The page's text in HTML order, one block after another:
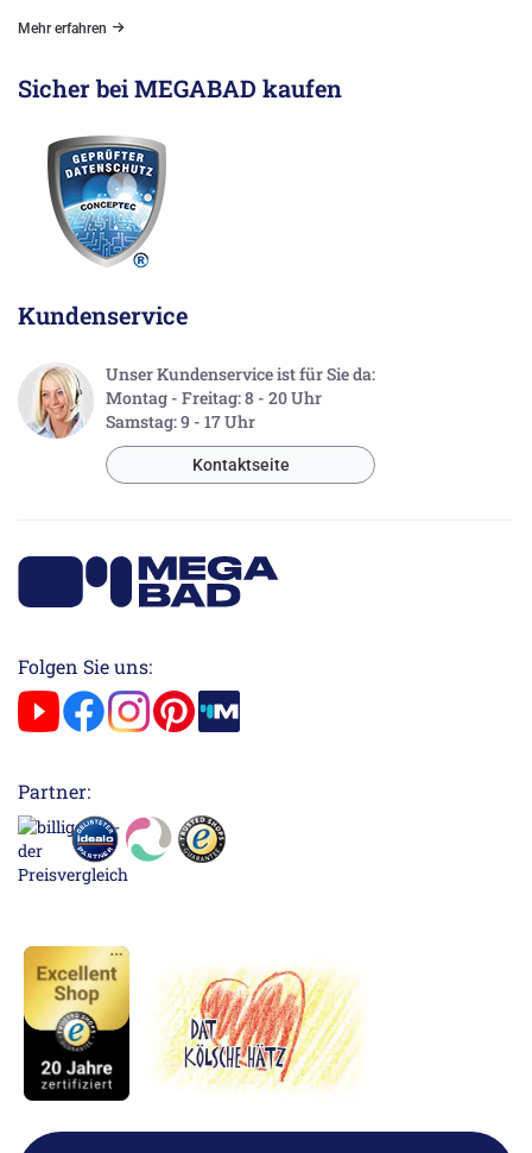
Mehr erfahren
Sicher bei MEGABAD kaufen
Kundenservice
Unser Kundenservice ist für Sie da:
Montag - Freitag: 8 - 20 Uhr
Samstag: 9 - 17 Uhr
Kontaktseite
Folgen Sie uns:
Partner: